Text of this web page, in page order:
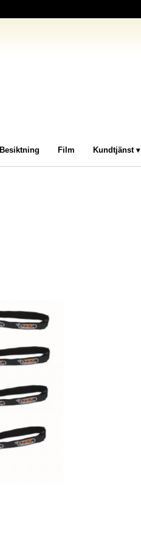
Besiktning Film Kundtjänst